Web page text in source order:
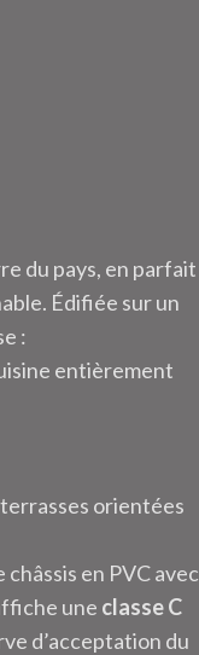
du pays, en parfait
Édifiée sur un
:
entièrement
terrasses orientées
en PVC avec
une classe C
d’acceptation du